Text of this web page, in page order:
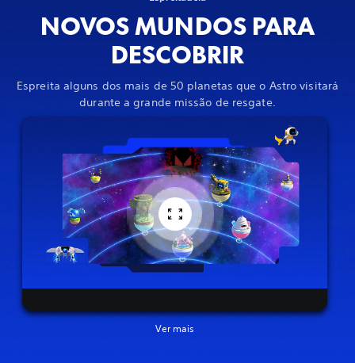
NOVOS MUNDOS PARA
DESCOBRIR
Espreita alguns dos mais de 50 planetas que o Astro visitará
durante a grande missão de resgate.
Ver mais